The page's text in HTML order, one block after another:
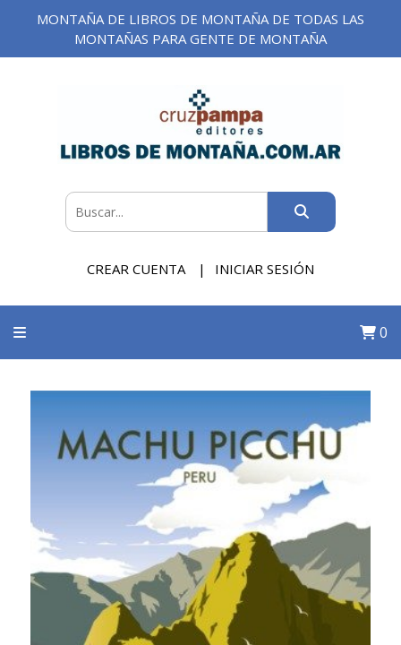
MONTAÑA DE LIBROS DE MONTAÑA DE TODAS LAS
MONTAÑAS PARA GENTE DE MONTAÑA
CREAR CUENTA INICIAR SESIÓN
0